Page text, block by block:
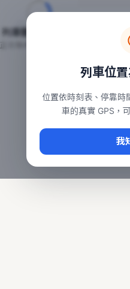
台鐵列車即時位置
本頁顯示目前全台鐵運行中的
常用查詢：
台鐵即時動態
列車位
位置依時刻表、停靠時
車的真實 GPS，
我
列車動態載入中…